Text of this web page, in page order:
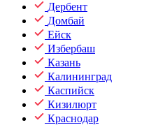
Дербент
Домбай
Ейск
Избербаш
Казань
Калининград
Каспийск
Кизилюрт
Краснодар